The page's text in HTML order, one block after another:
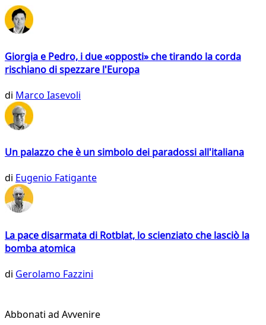
Giorgia e Pedro, i due «opposti» che tirando la corda
rischiano di spezzare l'Europa
di Marco Iasevoli
Un palazzo che è un simbolo dei paradossi all'italiana
di Eugenio Fatigante
La pace disarmata di Rotblat, lo scienziato che lasciò la
bomba atomica
di Gerolamo Fazzini
Abbonati ad Avvenire